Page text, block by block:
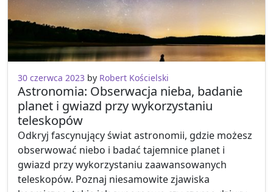
30 czerwca 2023 by Robert Kościelski
Astronomia: Obserwacja nieba, badanie
planet i gwiazd przy wykorzystaniu
teleskopów
Odkryj fascynujący świat astronomii, gdzie możesz
obserwować niebo i badać tajemnice planet i
gwiazd przy wykorzystaniu zaawansowanych
teleskopów. Poznaj niesamowite zjawiska